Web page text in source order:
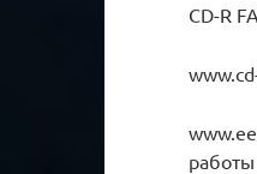
CD-R
работы